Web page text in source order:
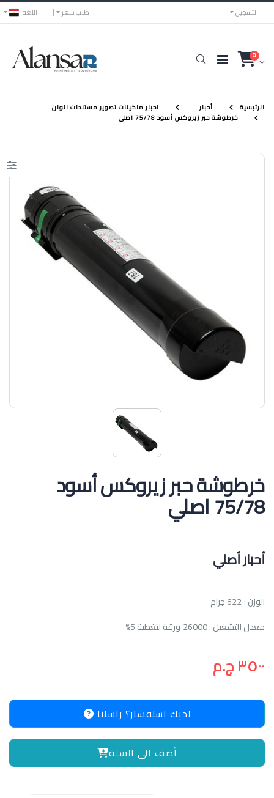
اللغه طلب سعر التسجيل
0
الرئيسية أحبار
احبار ماكينات تصوير مستندات الوان
خرطوشة حبر زيروكس أسود 75/78 اصلي
خرطوشة حبر زيروكس أسود
75/78 اصلي
أحبار أصلي
الوزن : 622 جرام
معدل التشغيل : 26000 ورقة لتغطية 5%
٣٥٠٠ ج.م
لديك استفسار؟ راسلنا
أضف الى السلة